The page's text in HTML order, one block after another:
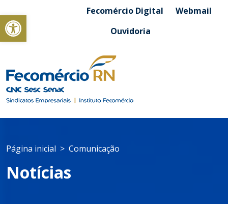
Abrir a barra de ferramentasFecomércio Digital
Webmail
Ouvidoria
Página inicial Comunicação
Notícias